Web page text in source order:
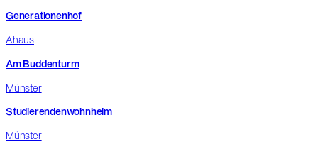
Generationenhof
Ahaus
Am Buddenturm
Münster
Studierendenwohnheim
Münster